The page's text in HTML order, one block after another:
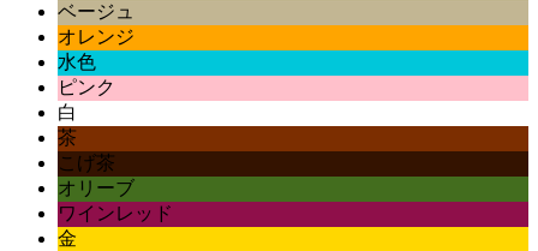
ベージュ
オレンジ
水色
ピンク
白
茶
こげ茶
オリーブ
ワインレッド
金